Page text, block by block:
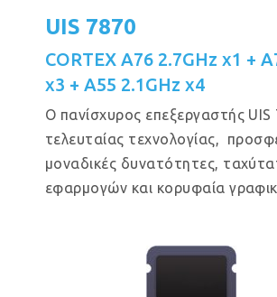
UIS 7870
CORTEX A76 2.7GHz x1 +
x3 + A55 2.1GHz x4
Ο πανίσχυρος επεξεργαστής UIS
τελευταίας τεχνολογίας,
μοναδικές δυνατότητες,
εφαρμογών και κορυφαία